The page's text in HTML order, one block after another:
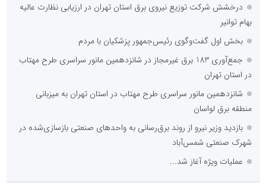
درخشش شرکت توزیع نیروی برق استان تهران در ارزیابی نظارت عالیه
بهام توانیر
بخش اول گفت‌وگوی رئیس‌جمهور پزشکیان با مردم
جمع‌آوری 183 برق غیرمجاز در شانزدهمین مانور سراسری طرح مهتاب
در استان تهران
شانزدهمین مانور سراسری طرح مهتاب در استان تهران به میزبانی
منطقه برق لواسان
بازدید وزیر نیرو از روند برق‌رسانی به واحدهای صنعتی بازسازی‌شده در
شهرک صنعتی شمس‌آباد
عملیات ویژه آغاز شد...